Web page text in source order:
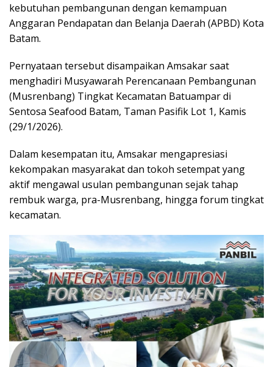
kebutuhan pembangunan dengan kemampuan
Anggaran Pendapatan dan Belanja Daerah (APBD) Kota
Batam.
Pernyataan tersebut disampaikan Amsakar saat
menghadiri Musyawarah Perencanaan Pembangunan
(Musrenbang) Tingkat Kecamatan Batuampar di
Sentosa Seafood Batam, Taman Pasifik Lot 1, Kamis
(29/1/2026).
Dalam kesempatan itu, Amsakar mengapresiasi
kekompakan masyarakat dan tokoh setempat yang
aktif mengawal usulan pembangunan sejak tahap
rembuk warga, pra-Musrenbang, hingga forum tingkat
kecamatan.